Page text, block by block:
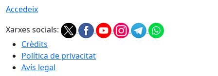
Accedeix
Xarxes socials:
Crèdits
Política de privacitat
Avís legal